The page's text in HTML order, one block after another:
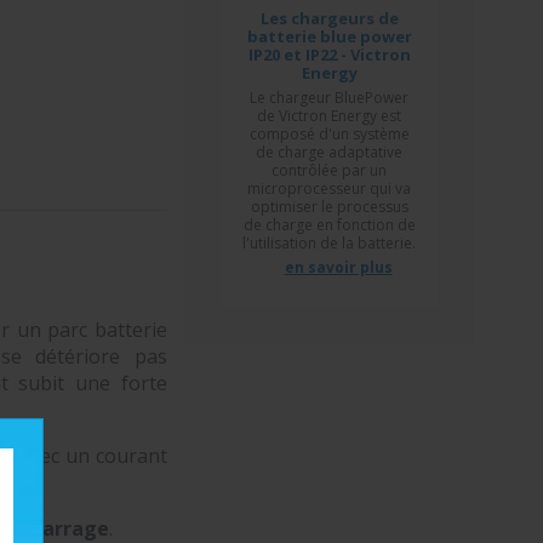
un parc batterie
détériore pas
subit une forte
avec un courant
.
Les chargeurs de
batterie blue power
IP20 et IP22 - Victron
Energy
Le chargeur BluePower
de Victron Energy est
composé d'un système
de charge adaptative
contrôlée par un
microprocesseur qui va
optimiser le processus
de charge en fonction de
l'utilisation de la batterie.
en savoir plus